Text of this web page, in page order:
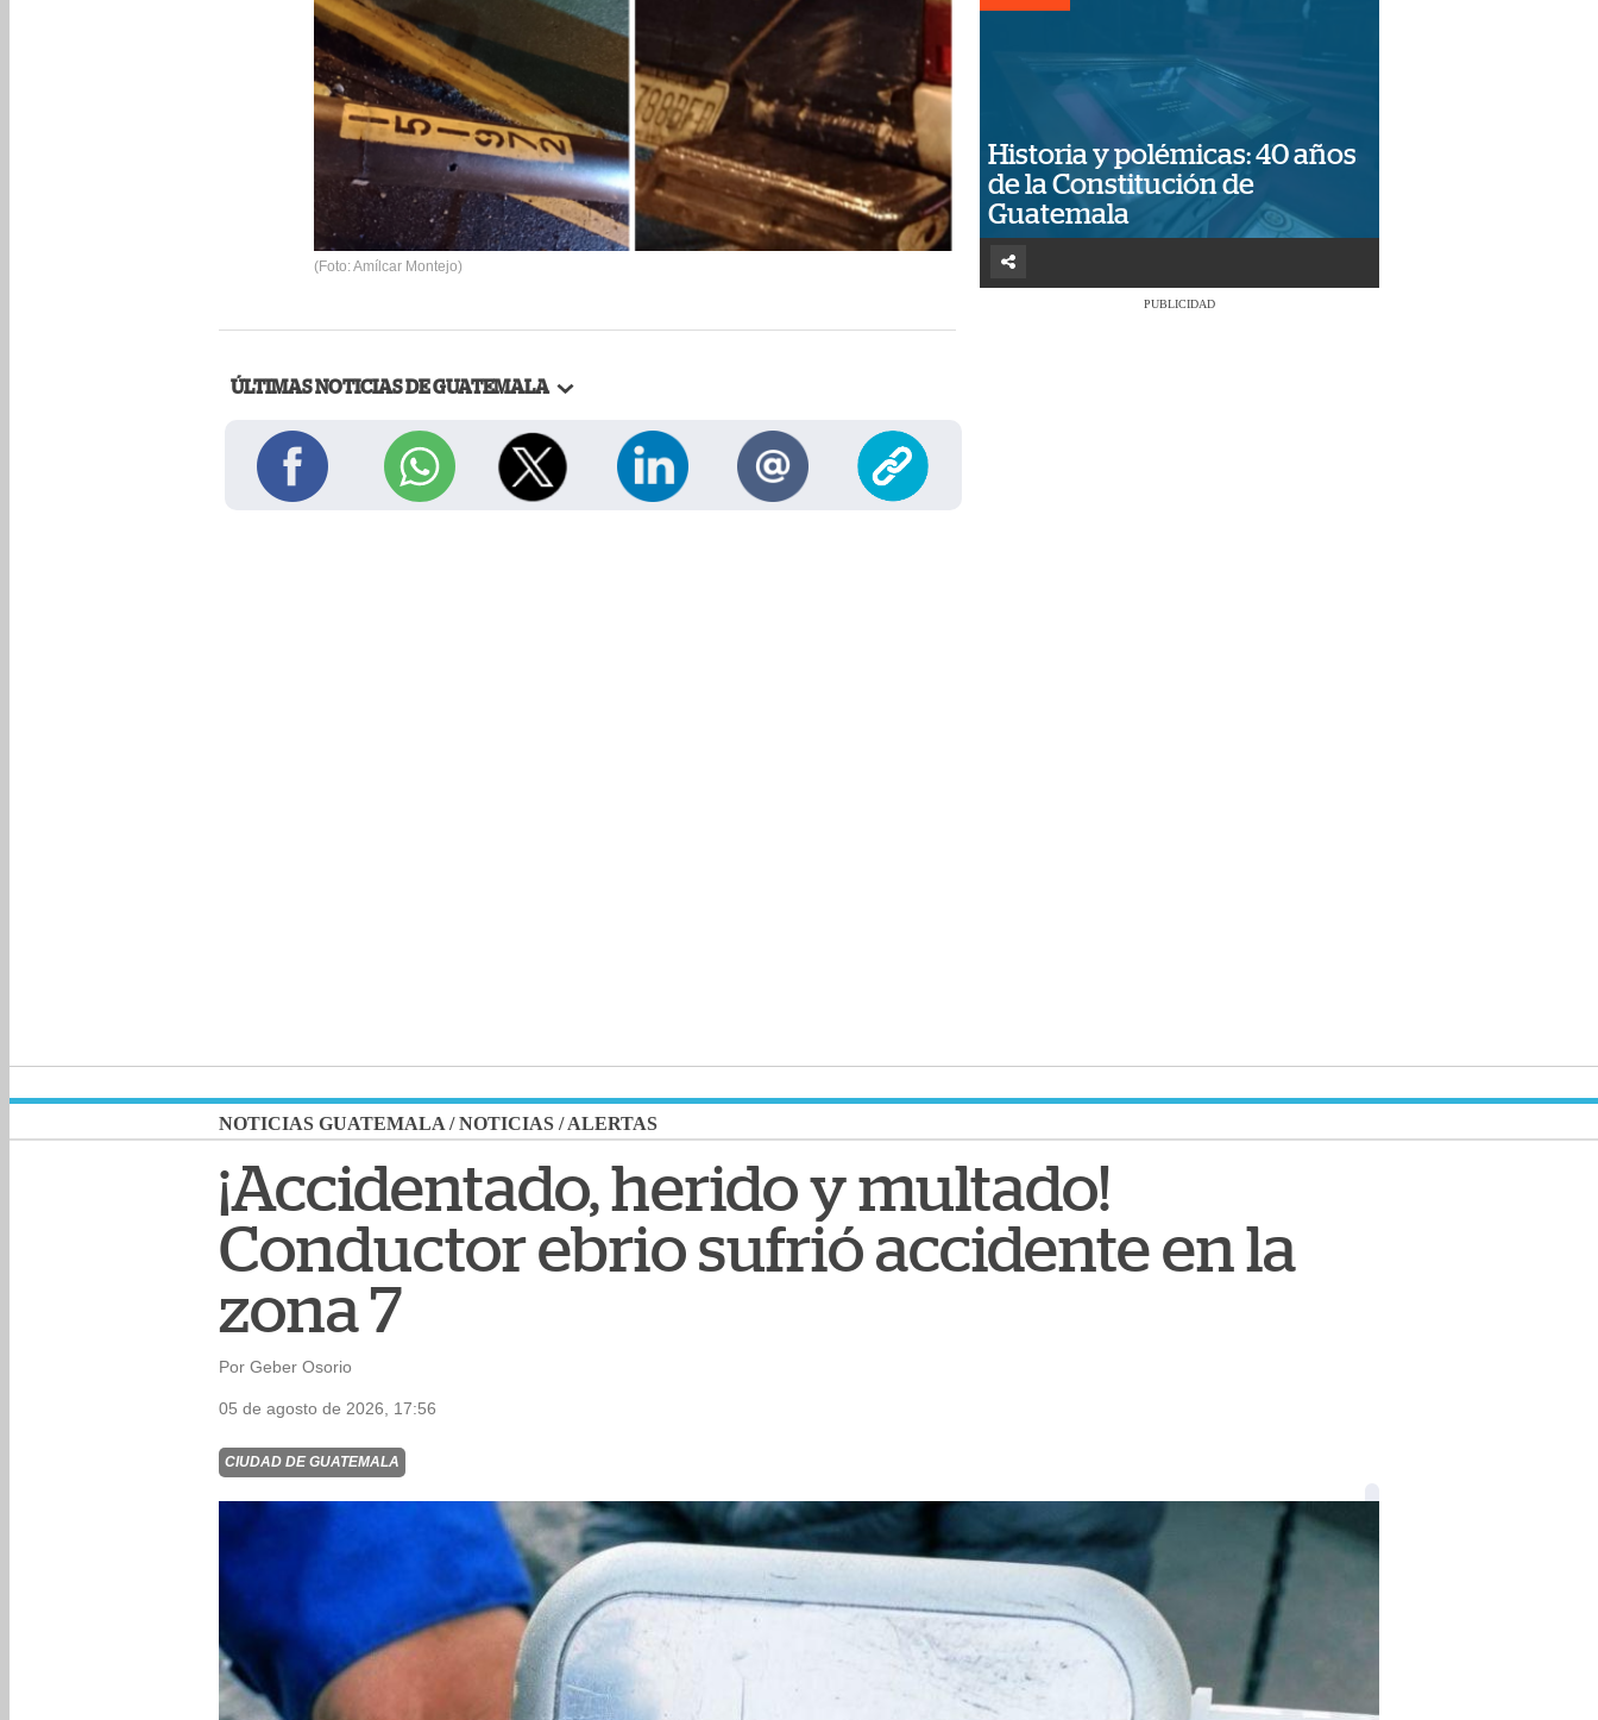
(Foto: Amílcar Montejo)
ÚLTIMAS NOTICIAS DE GUATEMALA
Historia y polémicas: 40 años
de la Constitución de
Guatemala
PUBLICIDAD
NOTICIAS GUATEMALA /NOTICIAS /ALERTAS
¡Accidentado, herido y multado!
Conductor ebrio sufrió accidente en la
zona 7
Por Geber Osorio
05 de agosto de 2026, 17:56
CIUDAD DE GUATEMALA